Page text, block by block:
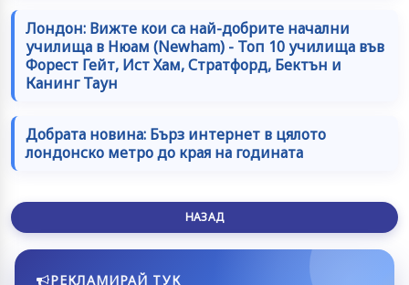
Лондон: Вижте кои са най-добрите начални
училища в Нюам (Newham) - Топ 10 училища във
Форест Гейт, Ист Хам, Стратфорд, Бектън и
Канинг Таун
Добрата новина: Бърз интернет в цялото
лондонско метро до края на годината
НАЗАД
РЕКЛАМИРАЙ ТУК